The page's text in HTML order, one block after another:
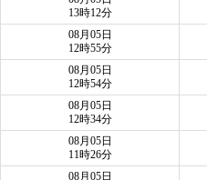
13時12分
08月05日
12時55分
08月05日
12時54分
08月05日
12時34分
08月05日
11時26分
08月05日